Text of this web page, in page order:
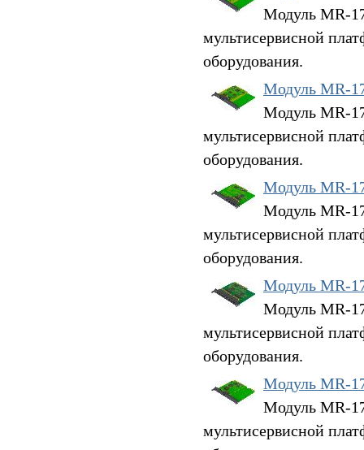
Модуль MR-
мультисервисной
оборудования.
Модуль MR-
Модуль MR-
мультисервисной
оборудования.
Модуль MR-
Модуль MR-
мультисервисной
оборудования.
Модуль MR-
Модуль MR-
мультисервисной
оборудования.
Модуль MR-
Модуль MR-
мультисервисной